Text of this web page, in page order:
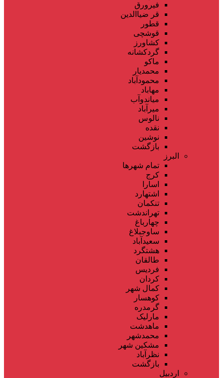
فیرورق
قر ضیاالدین
قطور
قوشچی
کشاورز
گردکشانه
ماکو
محمدیار
محمودآباد
مهاباد
میاندوآب
میرآباد
نالوس
نقده
نوشین
بازگشت
البرز
تمام شهر‌ها
کرج
اسارا
اشتهارد
تنکمان
تهراندشت
چهارباغ
ساوجبلاغ
سعیدآباد
هشتگرد
طالقان
فردیس
کردان
کمال شهر
کوهسار
گرمدره
مارلیک
ماهدشت
محمدشهر
مشکین شهر
نظرآباد
بازگشت
اردبیل